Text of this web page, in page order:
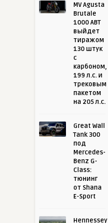
MV Agusta
Brutale
1000 ABT
выйдет
тиражом
130 штук
с
карбоном,
199 л.с. и
трековым
пакетом
на 205 л.с.
Great Wall
Tank 300
под
Mercedes-
Benz G-
Class:
тюнинг
от Shana
E-Sport
Hennessey